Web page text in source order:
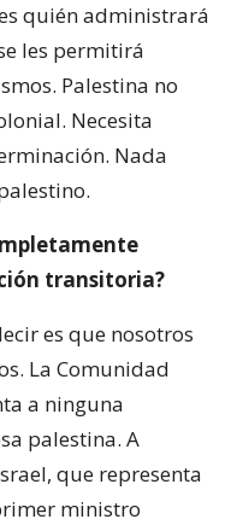
quién administrará
les permitirá
Palestina no
Necesita
Nada
transitoria?
es que nosotros
La Comunidad
a ninguna
palestina. A
que representa
ministro